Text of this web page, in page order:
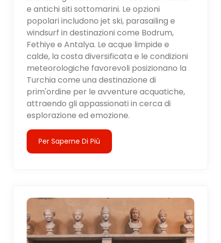
e antichi siti sottomarini. Le opzioni
popolari includono jet ski, parasailing e
windsurf in destinazioni come Bodrum,
Fethiye e Antalya. Le acque limpide e
calde, la costa diversificata e le condizioni
meteorologiche favorevoli posizionano la
Turchia come una destinazione di
prim'ordine per le avventure acquatiche,
attraendo gli appassionati in cerca di
esplorazione ed emozione.
Per Saperne Di Più